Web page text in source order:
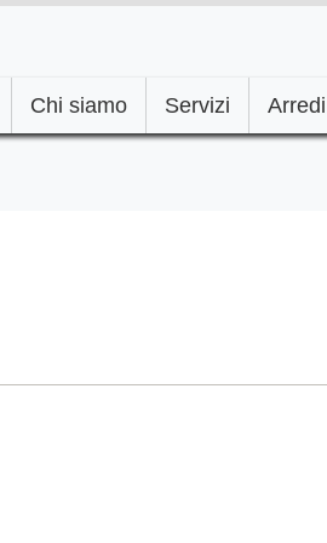
Chi siamo Servizi Arredi